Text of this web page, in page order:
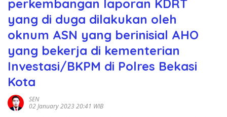
perkembangan laporan KDRT
yang di duga dilakukan oleh
oknum ASN yang berinisial AHO
yang bekerja di kementerian
Investasi/BKPM di Polres Bekasi
Kota
SEN
02 January 2023 20:41 WIB